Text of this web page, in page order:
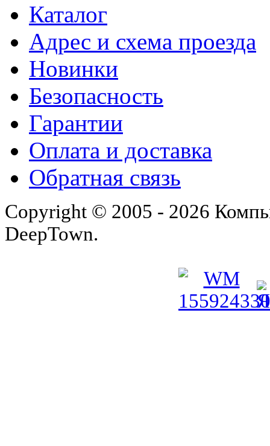
Каталог
Адрес и схема проезда
Новинки
Безопасность
Гарантии
Оплата и доставка
Обратная связь
Copyright © 2005 - 2026
DeepTown.